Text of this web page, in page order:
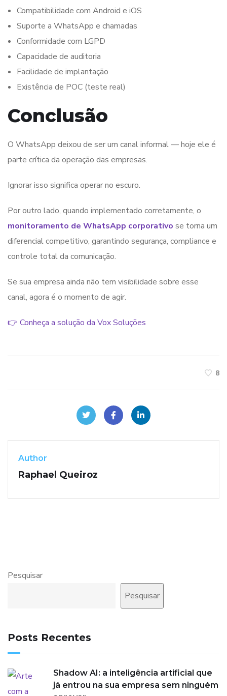
Compatibilidade com Android e iOS
Suporte a WhatsApp e chamadas
Conformidade com LGPD
Capacidade de auditoria
Facilidade de implantação
Existência de POC (teste real)
Conclusão
O WhatsApp deixou de ser um canal informal — hoje ele é
parte crítica da operação das empresas.
Ignorar isso significa operar no escuro.
Por outro lado, quando implementado corretamente, o
monitoramento de WhatsApp corporativo se torna um
diferencial competitivo, garantindo segurança, compliance e
controle total da comunicação.
Se sua empresa ainda não tem visibilidade sobre esse
canal, agora é o momento de agir.
👉 Conheça a solução da Vox Soluções
8
Author
Raphael Queiroz
Pesquisar
Pesquisar
Posts Recentes
Shadow AI: a inteligência artificial que
já entrou na sua empresa sem ninguém